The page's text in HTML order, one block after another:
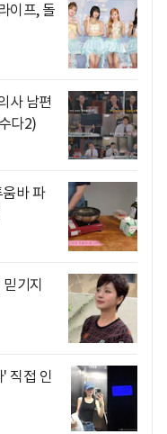
이프, 돌
사 남편
다2)
바 파
기지
직접 인